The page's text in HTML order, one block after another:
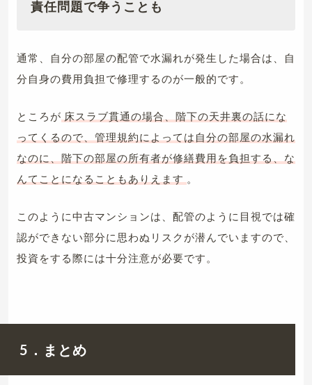
責任問題で争うことも
通常、自分の部屋の配管で水漏れが発生した場合は、自
分自身の費用負担で修理するのが一般的です。
ところが 床スラブ貫通の場合、階下の天井裏の話にな
ってくるので、管理規約によっては自分の部屋の水漏れ
なのに、階下の部屋の所有者が修繕費用を負担する、な
んてことになることもありえます 。
このように中古マンションは、配管のように目視では確
認ができない部分に思わぬリスクが潜んでいますので、
投資をする際には十分注意が必要です。
5．まとめ